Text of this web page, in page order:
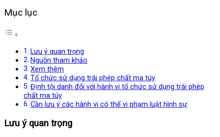
Mục lục
Lưu ý quan trọng
Nguồn tham khảo
Xem thêm
Tổ chức sử dụng trái phép chất ma túy
Định tội danh đối với hành vi tổ chức sử dụng trái phép
chất ma túy
Cần lưu ý các hành vi có thể vi phạm luật hình sự
Lưu ý quan trọng